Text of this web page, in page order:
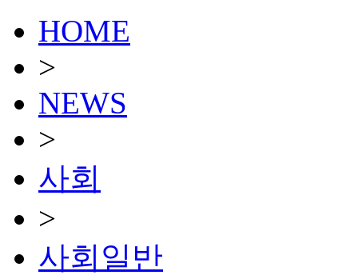
HOME
>
NEWS
>
사회
>
사회일반